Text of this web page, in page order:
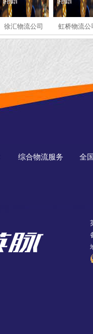
徐汇物流公司 虹桥物流公
综合物流服务 全